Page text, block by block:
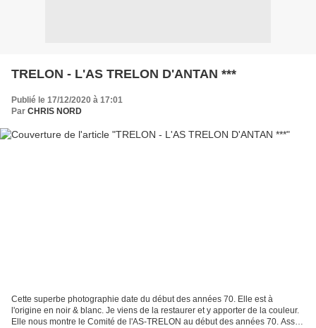
TRELON - L'AS TRELON D'ANTAN ***
Publié le 17/12/2020 à 17:01
Par CHRIS NORD
Cette superbe photographie date du début des années 70. Elle est à
l'origine en noir & blanc. Je viens de la restaurer et y apporter de la couleur.
Elle nous montre le Comité de l'AS-TRELON au début des années 70. Assis